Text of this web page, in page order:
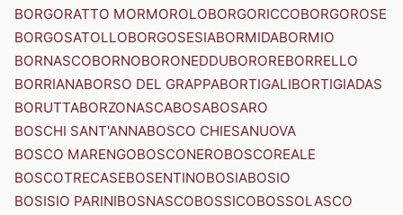
BORGORATTO MORMOROLOBORGORICCOBORGOROSE
BORGOSATOLLOBORGOSESIABORMIDABORMIO
BORNASCOBORNOBORONEDDUBOROREBORRELLO
BORRIANABORSO DEL GRAPPABORTIGALIBORTIGIADAS
BORUTTABORZONASCABOSABOSARO
BOSCHI SANT'ANNABOSCO CHIESANUOVA
BOSCO MARENGOBOSCONEROBOSCOREALE
BOSCOTRECASEBOSENTINOBOSIABOSIO
BOSISIO PARINIBOSNASCOBOSSICOBOSSOLASCO